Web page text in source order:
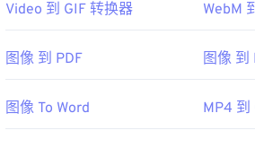
Video 到 GIF 转换器 WebM
图像 到 PDF 图像 到
图像 To Word MP4 到